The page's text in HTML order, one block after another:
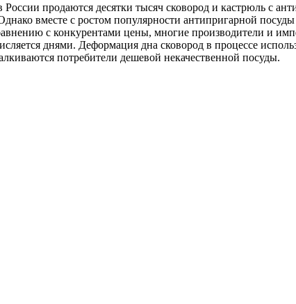
России продаются десятки тысяч сковород и кастрюль с
вместе с ростом популярности антипригарной
с конкурентами цены, многие производители и
днями. Деформация дна сковород в процессе
потребители дешевой некачественной посуды.